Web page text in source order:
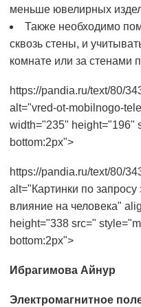
меньше ювелирных
Также необходимо
сквозь стены, и
комнате или за стенами
https://pandia.ru/text/80/
alt="vred-ot-mobilnogo-
width="235" height="196"
bottom:2px">
https://pandia.ru/text/80/
alt="Картинки по
влияние на человека"
height="338 src="
bottom:2px">
Ибрагимова Айнур
Электромагнитное